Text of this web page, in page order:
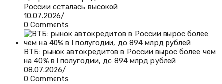
России осталась высокой
10.07.2026/
0 Comments
ВТБ: рынок автокредитов в России вырос более чем
на 40% в I полугодии, до 894 млрд рублей
08.07.2026/
0 Comments